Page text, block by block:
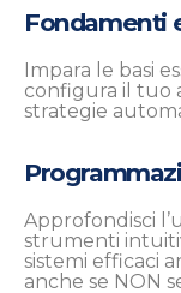
Fondamenti
Impara le basi
configura il tuo
strategie
Approfondisci
strumenti
sistemi efficaci
anche se NON